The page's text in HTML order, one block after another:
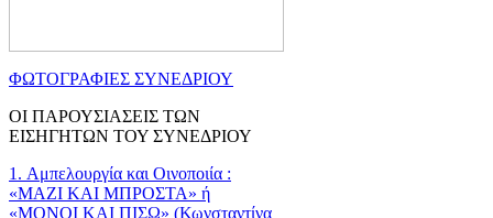
ΦΩΤΟΓΡΑΦΙΕΣ ΣΥΝΕΔΡΙΟΥ
ΟΙ ΠΑΡΟΥΣΙΑΣΕΙΣ ΤΩΝ
ΕΙΣΗΓΗΤΩΝ ΤΟΥ ΣΥΝΕΔΡΙΟΥ
1. Αμπελουργία και Οινοποιία :
«ΜΑΖΙ ΚΑΙ ΜΠΡΟΣΤΑ» ή
«ΜΟΝΟΙ ΚΑΙ ΠΙΣΩ» (Κωνσταντίνα